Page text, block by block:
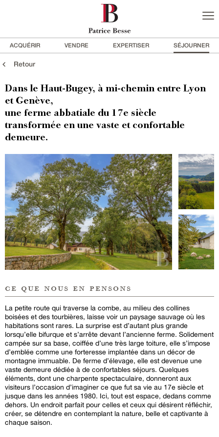
ACQUÉRIR VENDRE EXPERTISER SÉJOURNER
Retour
Dans le Haut-Bugey, à mi-chemin entre Lyon
et Genève,
une ferme abbatiale du 17e siècle
transformée en une vaste et confortable
demeure.
ce que nous en pensons
La petite route qui traverse la combe, au milieu des collines
boisées et des tourbières, laisse voir un paysage sauvage où les
habitations sont rares. La surprise est d’autant plus grande
lorsqu’elle bifurque et s’arrête devant l’ancienne ferme. Solidement
campée sur sa base, coiffée d’une très large toiture, elle s’impose
d’emblée comme une forteresse implantée dans un décor de
montagne immuable. De ferme d’élevage, elle est devenue une
vaste demeure dédiée à de confortables séjours. Quelques
éléments, dont une charpente spectaculaire, donneront aux
visiteurs l’occasion d’imaginer ce que fut sa vie au 17e siècle et
jusque dans les années 1980. Ici, tout est espace, dedans comme
dehors. Un endroit parfait pour celles et ceux qui désirent réfléchir,
créer, se détendre en contemplant la nature, belle et captivante à
chaque saison.